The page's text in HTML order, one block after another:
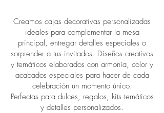
Creamos cajas decorativas personalizadas
ideales para complementar la mesa
principal, entregar detalles especiales o
sorprender a tus invitados. Diseños creativos
y temáticos elaborados con armonía, color y
acabados especiales para hacer de cada
celebración un momento único.
Perfectas para dulces, regalos, kits temáticos
y detalles personalizados.